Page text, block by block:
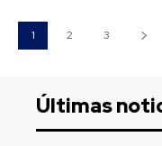
1 2 3
Últimas